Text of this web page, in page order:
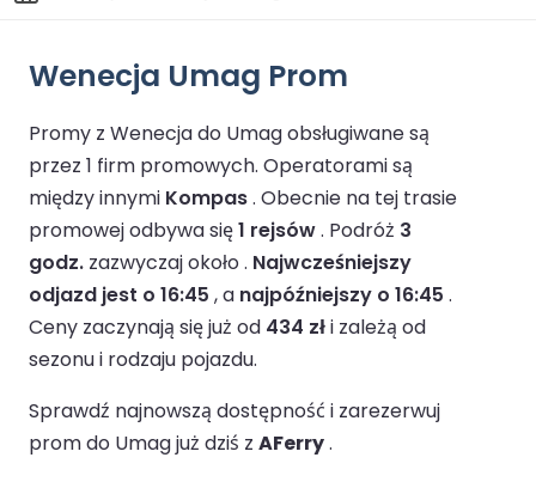
Wenecja Umag Prom
Promy z Wenecja do Umag obsługiwane są
przez 1 firm promowych. Operatorami są
między innymi Kompas. Obecnie na tej trasie
promowej odbywa się1 rejsów. Podróż 3
godz. zazwyczaj około . Najwcześniejszy
odjazd jest o 16:45 , a najpóźniejszy o 16:45 .
Ceny zaczynają się już od 434 złi zależą od
sezonu i rodzaju pojazdu.
Sprawdź najnowszą dostępność i zarezerwuj
prom do Umag już dziś z AFerry.